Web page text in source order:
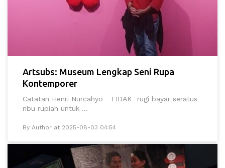
Artsubs: Museum Lengkap Seni Rupa
Kontemporer
Catatan Henri Nurcahyo TIDAK rugi bayar seratus
ribu rupiah untuk ...
By Author at 2025-08-03 04:54